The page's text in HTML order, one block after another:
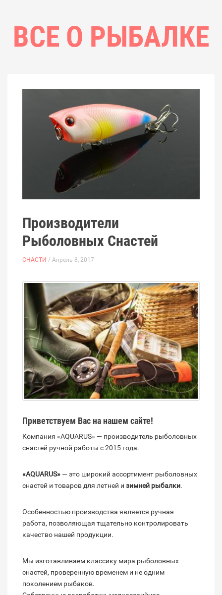
ВСЕ О РЫБАЛКЕ
Производители
Рыболовных Снастей
СНАСТИ / Апрель 8, 2017
Приветствуем Вас на нашем сайте!
Компания «AQUARUS» — производитель рыболовных
снастей ручной работы с 2015 года.
«AQUARUS» — это широкий ассортимент рыболовных
снастей и товаров для летней и зимней рыбалки.
Особенностью производства является ручная
работа, позволяющая тщательно контролировать
качество нашей продукции.
Мы изготавливаем классику мира рыболовных
снастей, проверенную временем и не одним
поколением рыбаков.